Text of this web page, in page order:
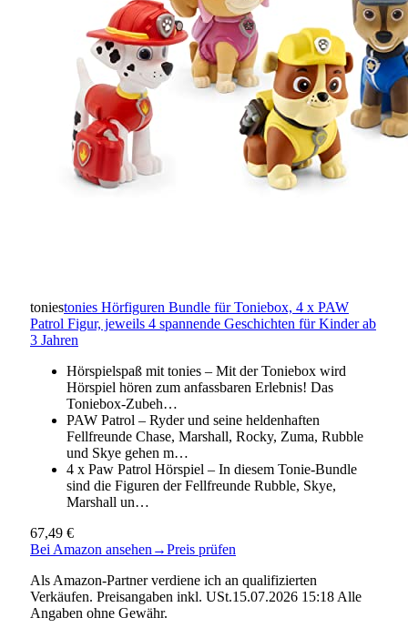
toniestonies Hörfiguren Bundle für Toniebox, 4 x PAW
Patrol Figur, jeweils 4 spannende Geschichten für Kinder ab
3 Jahren
Hörspielspaß mit tonies – Mit der Toniebox wird
Hörspiel hören zum anfassbaren Erlebnis! Das
Toniebox-Zubeh…
PAW Patrol – Ryder und seine heldenhaften
Fellfreunde Chase, Marshall, Rocky, Zuma, Rubble
und Skye gehen m…
4 x Paw Patrol Hörspiel – In diesem Tonie-Bundle
sind die Figuren der Fellfreunde Rubble, Skye,
Marshall un…
67,49 €
Bei Amazon ansehen →Preis prüfen
Als Amazon-Partner verdiene ich an qualifizierten
Verkäufen. Preisangaben inkl. USt.15.07.2026 15:18 Alle
Angaben ohne Gewähr.